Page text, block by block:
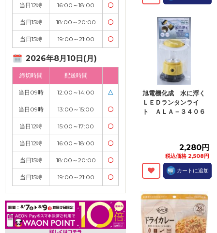
当日12時 16:00～18:00 〇
当日15時 18:00～20:00 〇
当日15時 19:00～21:00 〇
2026年8月10日(月)
締切時間 配送時間
当日09時 12:00～14:00 △
当日09時 13:00～15:00 〇
当日12時 15:00～17:00 〇
当日12時 16:00～18:00 〇
当日15時 18:00～20:00 〇
当日15時 19:00～21:00 〇
旭電機化成 水に浮く
ＬＥＤランタンライ
ト ＡＬＡ－３４０６
2,280円
税込価格 2,508円
カートに追加